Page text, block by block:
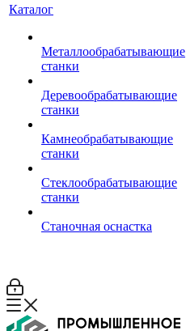
Каталог
Металлообрабатывающие
станки
Деревообрабатывающие
станки
Камнеобрабатывающие
станки
Стеклообрабатывающие
станки
Станочная оснастка